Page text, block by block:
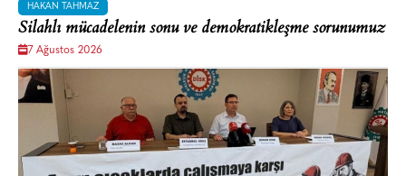
HAKAN TAHMAZ
Silahlı mücadelenin sonu ve demokratikleşme sorunumuz
7 Ağustos 2026